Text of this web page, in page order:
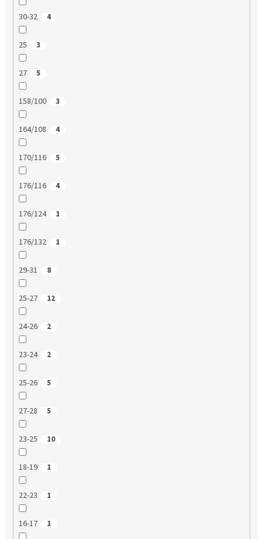
30-32 4
25 3
27 5
158/100 3
164/108 4
170/116 5
176/116 4
176/124 1
176/132 1
29-31 8
25-27 12
24-26 2
23-24 2
25-26 5
27-28 5
23-25 10
18-19 1
22-23 1
16-17 1